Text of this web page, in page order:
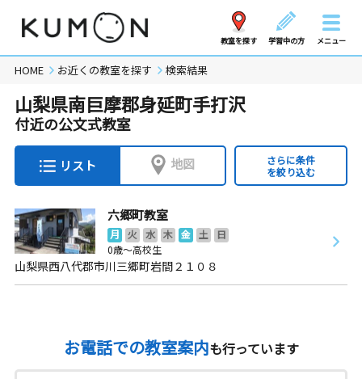
教室を探す 学習中の方 メニュー
HOME お近くの教室を探す 検索結果
山梨県南巨摩郡身延町手打沢
付近の公文式教室
リスト 地図
さらに条件
を絞り込む
六郷町教室
月 火 水 木 金 土
日
0歳～高校生
山梨県西八代郡市川三郷町岩間２１０８
お電話での教室案内も行っています